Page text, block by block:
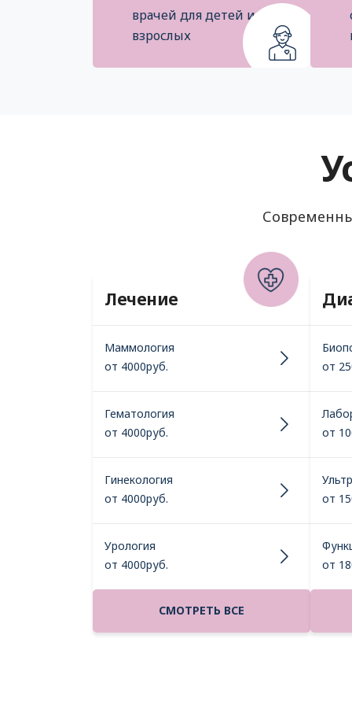
врачей для детей и
взрослых
Лечение
Маммология
от 4000руб.
Гематология
от 4000руб.
Гинекология
от 4000руб.
Урология
от 4000руб.
СМОТРЕТЬ ВСЕ
от
от
от
от